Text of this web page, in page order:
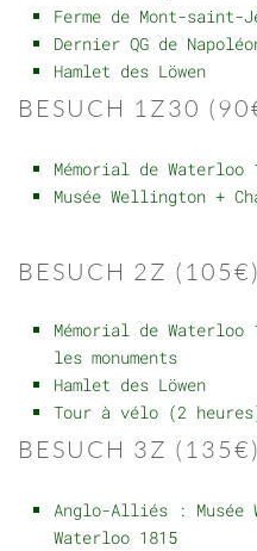
Ferme de Mont-saint-
Dernier QG de
Hamlet des Löwen
BESUCH 1Z30
Mémorial de Waterloo
Musée Wellington +
BESUCH 2Z (105€)
Mémorial de
les monuments
Hamlet des Löwen
Tour à vélo (2
BESUCH 3Z (135€)
Anglo-Alliés : Musée
Waterloo 1815